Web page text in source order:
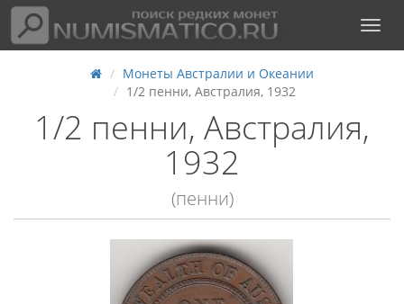
Монеты Австралии и Океании
1/2 пенни, Австралия, 1932
1/2 пенни, Австралия,
1932
(пенни)